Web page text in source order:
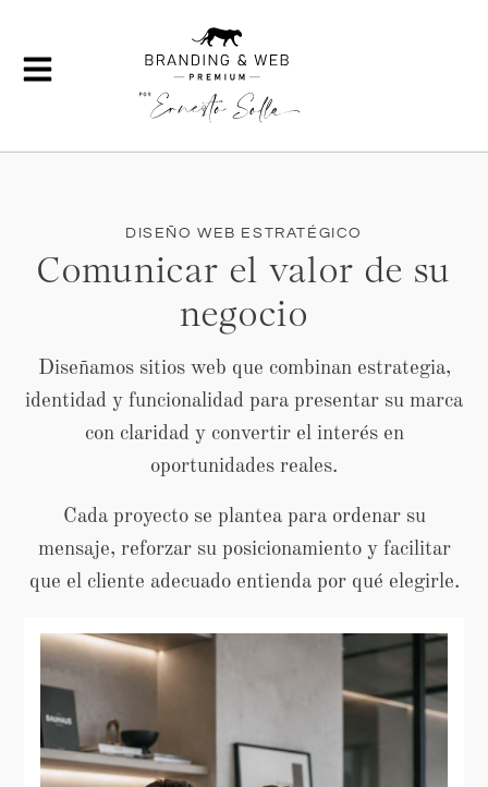
DISEÑO WEB ESTRATÉGICO
Comunicar el valor de su
negocio
Diseñamos sitios web que combinan estrategia,
identidad y funcionalidad para presentar su marca
con claridad y convertir el interés en
oportunidades reales.
Cada proyecto se plantea para ordenar su
mensaje, reforzar su posicionamiento y facilitar
que el cliente adecuado entienda por qué elegirle.